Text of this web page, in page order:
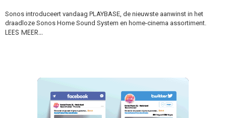
Sonos introduceert vandaag PLAYBASE, de nieuwste aanwinst in het
draadloze Sonos Home Sound System en home-cinema assortiment.
LEES MEER…